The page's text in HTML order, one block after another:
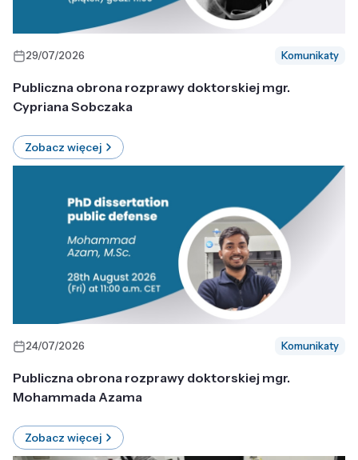
29/07/2026 Komunikaty
Publiczna obrona rozprawy doktorskiej mgr.
Cypriana Sobczaka
Zobacz więcej
24/07/2026 Komunikaty
Publiczna obrona rozprawy doktorskiej mgr.
Mohammada Azama
Zobacz więcej